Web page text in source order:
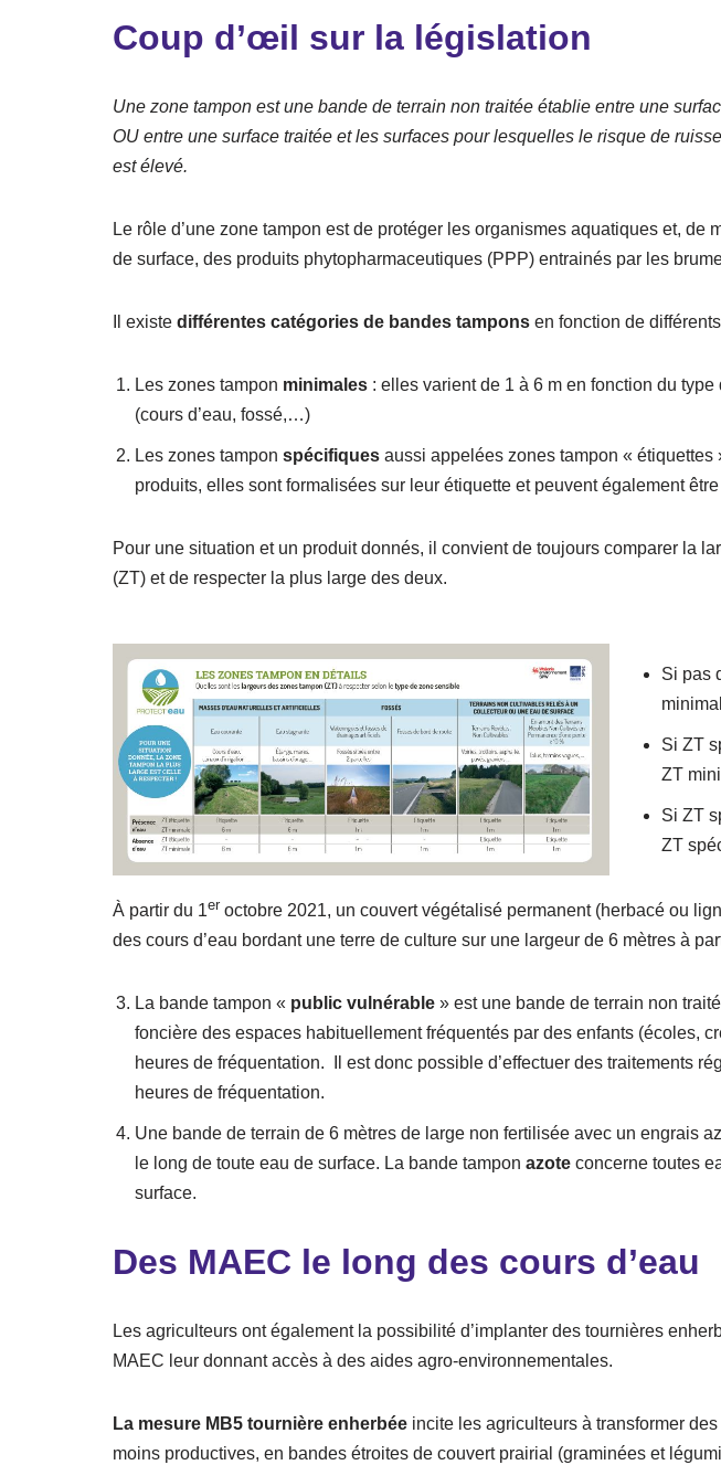
Coup d’œil sur la législation
Une zone tampon est une bande de terrain non traitée établie entre une
OU entre une surface traitée et les surfaces pour lesquelles le risque de
est élevé.
Le rôle d’une zone tampon est de protéger les organismes aquatiques et, de
de surface, des produits phytopharmaceutiques (PPP) entrainés par les
Il existe différentes catégories de bandes tampons en fonction de
Les zones tampon minimales : elles varient de 1 à 6 m en fonction du
(cours d’eau, fossé,…)
Les zones tampon spécifiques aussi appelées zones tampon «
produits, elles sont formalisées sur leur étiquette et peuvent également
Pour une situation et un produit donnés, il convient de toujours comparer la
(ZT) et de respecter la plus large des deux.
Si pas
Si ZT
ZT
Si ZT
ZT
À partir du 1er octobre 2021, un couvert végétalisé permanent (herbacé ou
des cours d’eau bordant une terre de culture sur une largeur de 6 mètres à
La bande tampon « public vulnérable » est une bande de terrain non
foncière des espaces habituellement fréquentés par des enfants (écoles,
heures de fréquentation. Il est donc possible d’effectuer des traitements
heures de fréquentation.
Une bande de terrain de 6 mètres de large non fertilisée avec un engrais
le long de toute eau de surface. La bande tampon azote concerne toutes
surface.
Des MAEC le long des cours d’eau
Les agriculteurs ont également la possibilité d’implanter des tournières
MAEC leur donnant accès à des aides agro-environnementales.
La mesure MB5 tournière enherbée incite les agriculteurs à transformer
moins productives, en bandes étroites de couvert prairial (graminées et